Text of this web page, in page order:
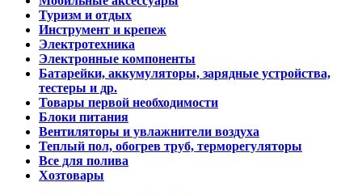
Туризм и отдых
Инструмент и крепеж
Электротехника
Электронные компоненты
Батарейки, аккумуляторы, зарядные устройства,
тестеры и др.
Товары первой необходимости
Блоки питания
Вентиляторы и увлажнители воздуха
Теплый пол, обогрев труб, терморегуляторы
Все для полива
Хозтовары